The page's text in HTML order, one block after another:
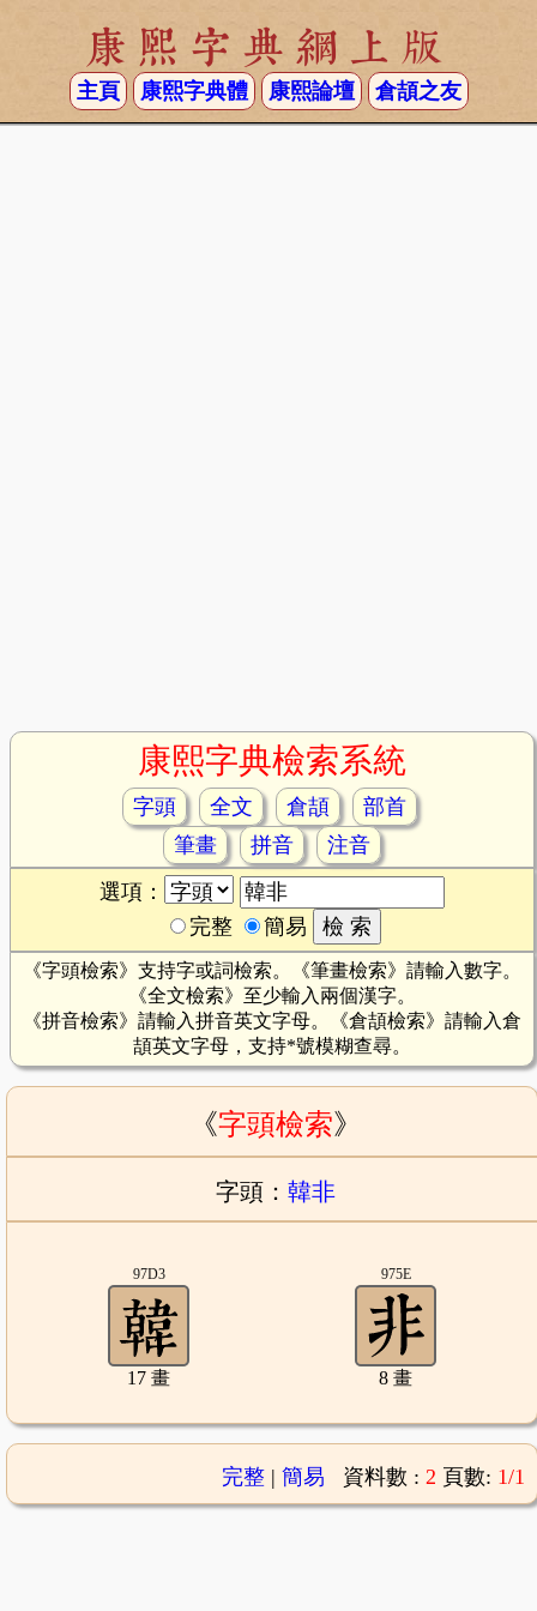
康熙字典網上版
主頁 康熙字典體 康熙論壇 倉頡之友
康熙字典檢索系統
字頭 全文 倉頡
部首
筆畫
拼音
注音
選項：
完整
簡易
《字頭檢索》支持字或詞檢索。《筆畫檢索》請輸入數字。
《全文檢索》至少輸入兩個漢字。
《拼音檢索》請輸入拼音英文字母。《倉頡檢索》請輸入倉
頡英文字母，支持*號模糊查尋。
《字頭檢索》
字頭： 韓非
97D3
17 畫
975E
8 畫
完整| 簡易 資料數 : 2 頁數: 1/1